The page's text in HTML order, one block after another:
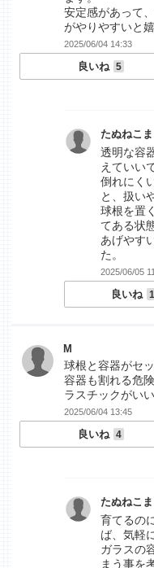
安定感があって
がやりやすいと嬉
2025/06/04 14:33
良いね 5
たぬねこ
透明な容
えていい
倒れにく
と、扱い
球根を置
てある状
あげやす
た。
2025/06/05
良いね 1
M
球根と容器がセ
容器も割れる危
ラスチックがい
2025/06/04 13:45
良いね 4
たぬねこ
育てるの
ば、気軽
ガラスの
まう事を